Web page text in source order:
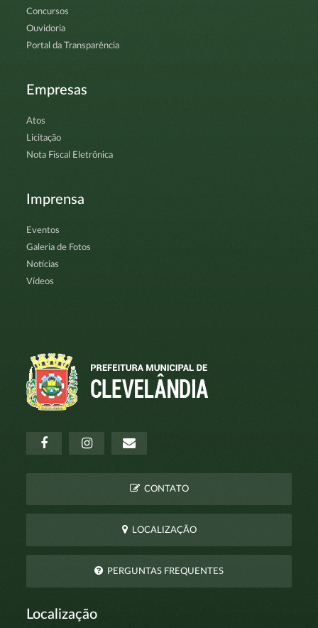
Concursos
Ouvidoria
Portal da Transparência
Empresas
Atos
Licitação
Nota Fiscal Eletrônica
Imprensa
Eventos
Galeria de Fotos
Notícias
Vídeos
CONTATO
LOCALIZAÇÃO
PERGUNTAS FREQUENTES
Localização